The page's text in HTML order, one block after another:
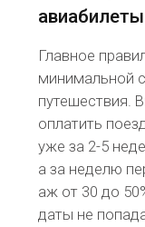
Главное
минимальной
путешествия.
оплатить
уже за 2-5
а за неделю
аж от 30 до
даты не